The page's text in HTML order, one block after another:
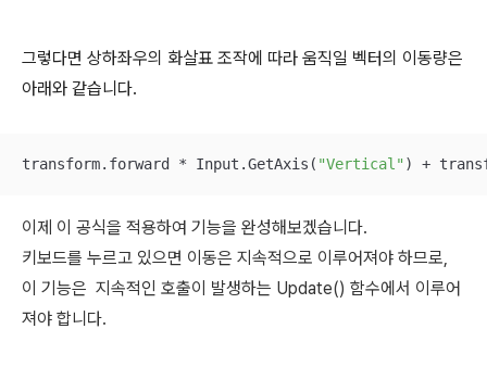
그렇다면 상하좌우의 화살표 조작에 따라 움직일 벡터의 이동량은
아래와 같습니다.
transform.forward * Input.GetAxis( "Vertical" ) +
이제 이 공식을 적용하여 기능을 완성해보겠습니다.
키보드를 누르고 있으면 이동은 지속적으로 이루어져야 하므로,
이 기능은 지속적인 호출이 발생하는 Update() 함수에서 이루어
져야 합니다.